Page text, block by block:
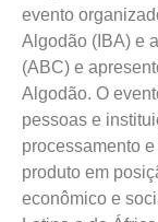
evento
Algodão (IBA) e
(ABC) e
Algodão. O
pessoas e
processamento
produto em
econômico e